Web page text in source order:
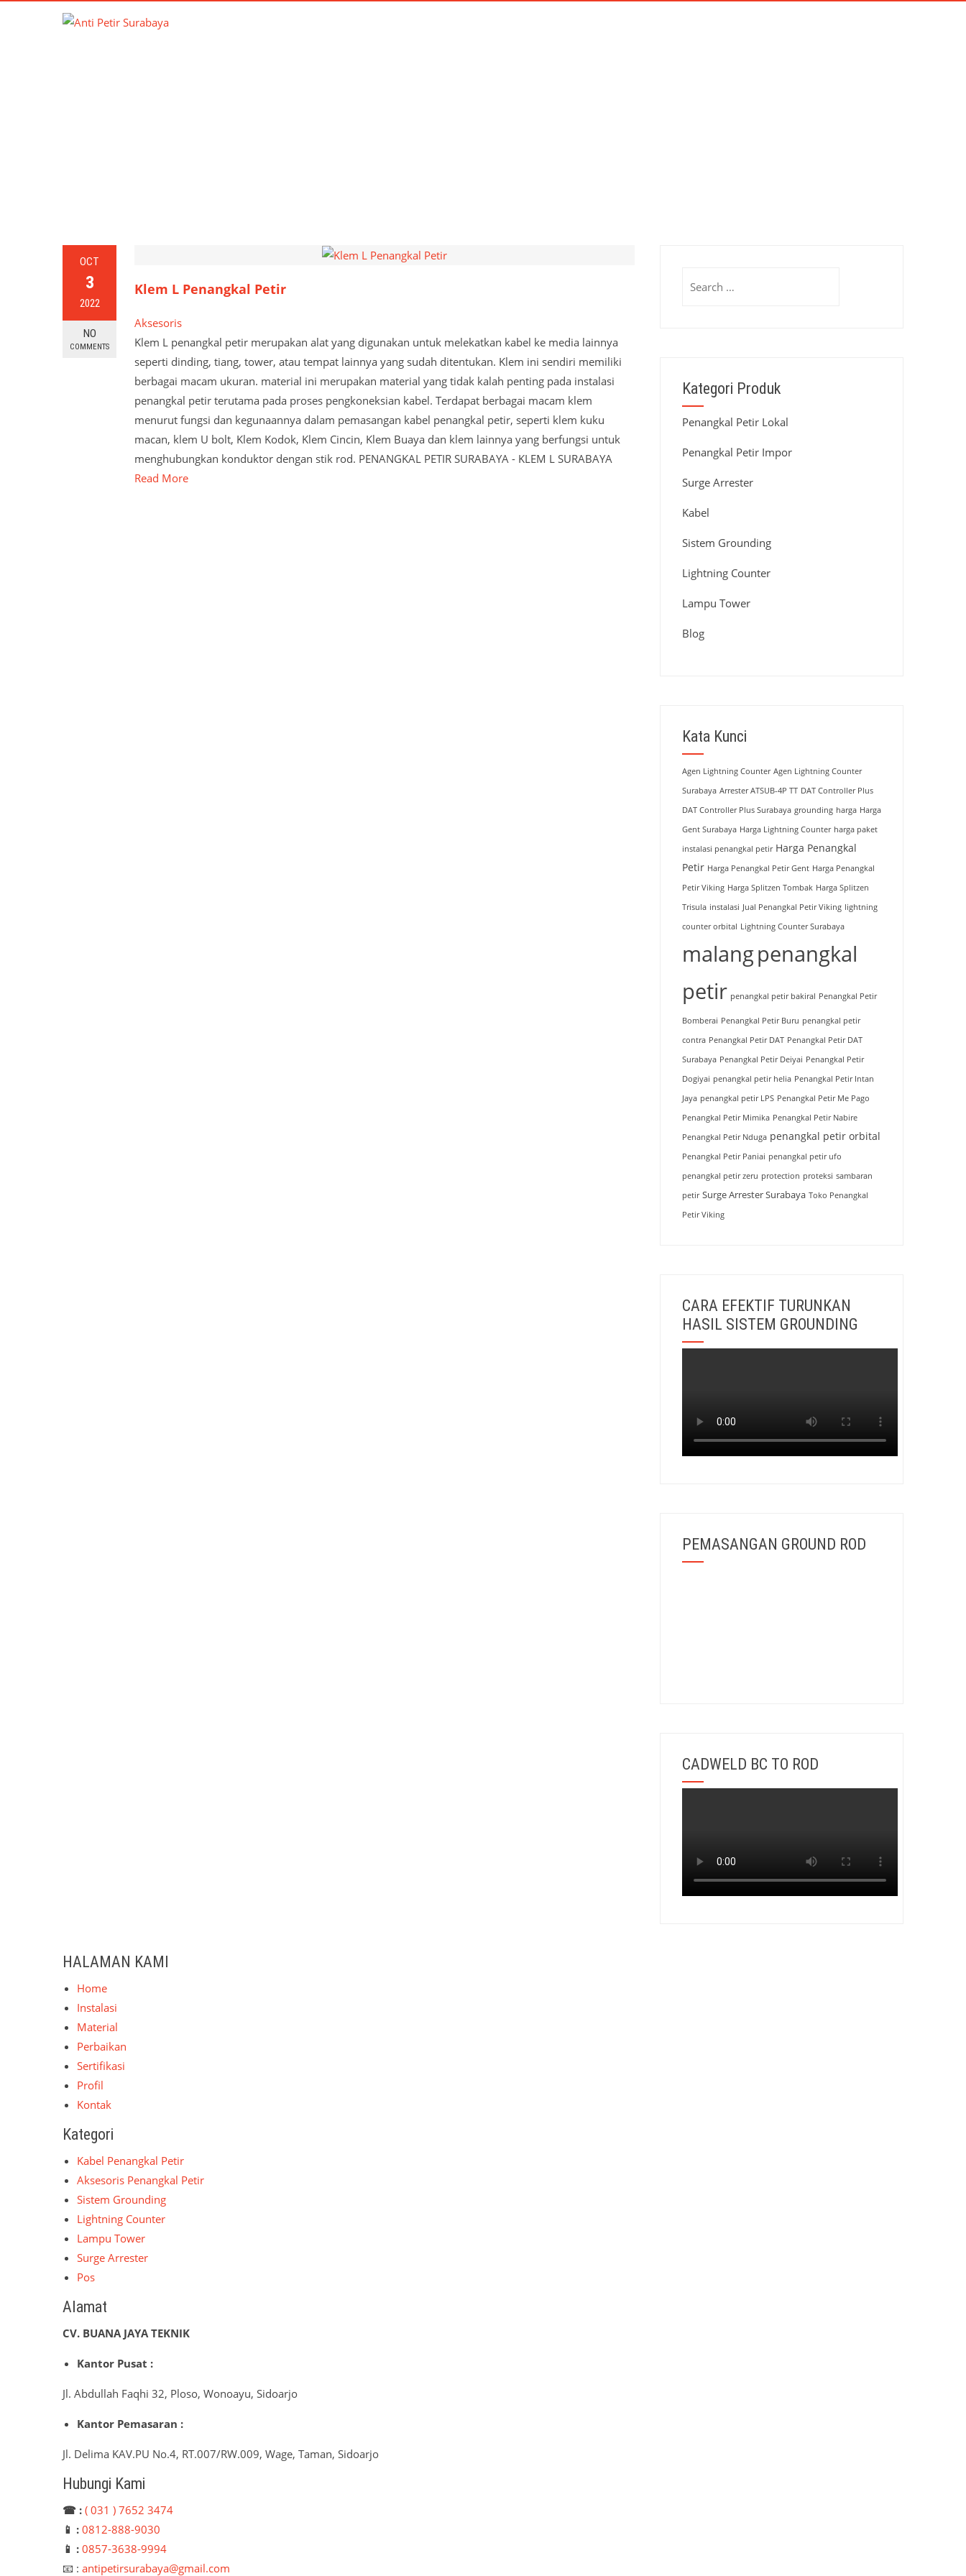
OCT
3
2022
NO
COMMENTS
Klem L Penangkal Petir
Aksesoris
Klem L penangkal petir merupakan alat yang digunakan untuk melekatkan kabel ke media lainnya
seperti dinding, tiang, tower, atau tempat lainnya yang sudah ditentukan. Klem ini sendiri memiliki
berbagai macam ukuran. material ini merupakan material yang tidak kalah penting pada instalasi
penangkal petir terutama pada proses pengkoneksian kabel. Terdapat berbagai macam klem
menurut fungsi dan kegunaannya dalam pemasangan kabel penangkal petir, seperti klem kuku
macan, klem U bolt, Klem Kodok, Klem Cincin, Klem Buaya dan klem lainnya yang berfungsi untuk
menghubungkan konduktor dengan stik rod. PENANGKAL PETIR SURABAYA - KLEM L SURABAYA
Read More
for:
Kategori Produk
Penangkal Petir Lokal
Penangkal Petir Impor
Surge Arrester
Kabel
Sistem Grounding
Lightning Counter
Lampu Tower
Blog
Kata Kunci
Agen Lightning Counter Agen Lightning Counter
Surabaya Arrester ATSUB-4P TT DAT Controller Plus
DAT Controller Plus Surabaya grounding harga Harga
Gent Surabaya Harga Lightning Counter harga paket
instalasi penangkal petir Harga Penangkal
Petir Harga Penangkal Petir Gent Harga Penangkal
Petir Viking Harga Splitzen Tombak Harga Splitzen
Trisula instalasi Jual Penangkal Petir Viking lightning
counter orbital Lightning Counter Surabaya
malangpenangkal
petir penangkal petir bakiral Penangkal Petir
Bomberai Penangkal Petir Buru penangkal petir
contra Penangkal Petir DAT Penangkal Petir DAT
Surabaya Penangkal Petir Deiyai Penangkal Petir
Dogiyai penangkal petir helia Penangkal Petir Intan
Jaya penangkal petir LPS Penangkal Petir Me Pago
Penangkal Petir Mimika Penangkal Petir Nabire
Penangkal Petir Nduga penangkal petir orbital
Penangkal Petir Paniai penangkal petir ufo
penangkal petir zeru protection proteksi sambaran
petir Surge Arrester Surabaya Toko Penangkal
Petir Viking
CARA EFEKTIF TURUNKAN
HASIL SISTEM GROUNDING
PEMASANGAN GROUND ROD
CADWELD BC TO ROD
HALAMAN KAMI
Home
Instalasi
Material
Perbaikan
Sertifikasi
Profil
Kontak
Kategori
Kabel Penangkal Petir
Aksesoris Penangkal Petir
Sistem Grounding
Lightning Counter
Lampu Tower
Surge Arrester
Pos
Alamat
CV. BUANA JAYA TEKNIK
Kantor Pusat :
Jl. Abdullah Faqhi 32, Ploso, Wonoayu, Sidoarjo
Kantor Pemasaran :
Jl. Delima KAV.PU No.4, RT.007/RW.009, Wage, Taman, Sidoarjo
Hubungi Kami
☎ : ( 031 ) 7652 3474
📱 : 0812-888-9030
📱 : 0857-3638-9994
📧 : antipetirsurabaya@gmail.com